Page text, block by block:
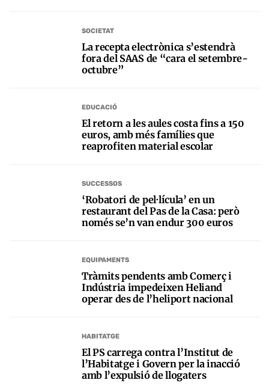
SOCIETAT
La recepta electrònica s’estendrà
fora del SAAS de “cara el setembre-
octubre”
EDUCACIÓ
El retorn a les aules costa fins a 150
euros, amb més famílies que
reaprofiten material escolar
SUCCESSOS
‘Robatori de pel·lícula’ en un
restaurant del Pas de la Casa: però
només se’n van endur 300 euros
EQUIPAMENTS
Tràmits pendents amb Comerç i
Indústria impedeixen Heliand
operar des de l’heliport nacional
HABITATGE
El PS carrega contra l’Institut de
l’Habitatge i Govern per la inacció
amb l’expulsió de llogaters